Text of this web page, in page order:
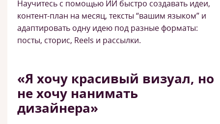
Научитесь с помощью ИИ быстро создавать идеи,
контент-план на месяц, тексты “вашим языком” и
адаптировать одну идею под разные форматы:
посты, сторис, Reels и рассылки.
«Я хочу красивый визуал, но
не хочу нанимать
дизайнера»